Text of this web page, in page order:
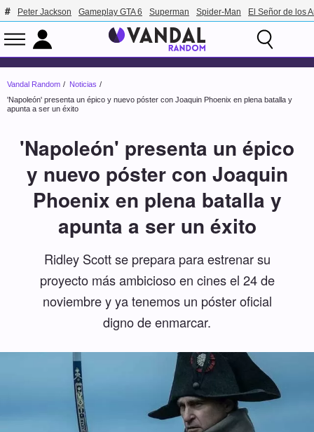
Peter Jackson Gameplay GTA 6 Superman Spider-Man El Señor de los
Vandal Random
Noticias
'Napoleón' presenta un épico y nuevo póster con Joaquin Phoenix en plena batalla y
apunta a ser un éxito
'Napoleón' presenta un épico
y nuevo póster con Joaquin
Phoenix en plena batalla y
apunta a ser un éxito
Ridley Scott se prepara para estrenar su
proyecto más ambicioso en cines el 24 de
noviembre y ya tenemos un póster oficial
digno de enmarcar.